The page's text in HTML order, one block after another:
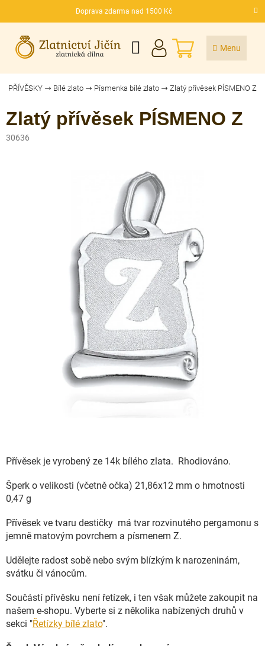
Doprava zdarma nad 1500 Kč
CZK
NÁKUPNÍ
KOŠÍK
PŘÍVĚSKY Bílé zlato Písmenka bílé zlato Zlatý přívěsek PÍSMENO Z
Zlatý přívěsek PÍSMENO Z
30636
Přívěsek je vyrobený ze 14k bílého zlata. Rhodiováno.
Šperk o velikosti (včetně očka) 21,86x12 mm o hmotnosti
0,47 g
Přívěsek ve tvaru destičky má tvar rozvinutého pergamonu s
jemně matovým povrchem a písmenem Z.
Udělejte radost sobě nebo svým blízkým k narozeninám,
svátku či vánocům.
Součástí přívěsku není řetízek, i ten však můžete zakoupit na
našem e-shopu. Vyberte si z několika nabízených druhů v
sekci "Řetízky bílé zlato".